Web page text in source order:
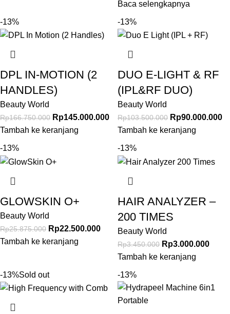
Baca selengkapnya
-13%
DPL IN-MOTION (2
HANDLES)
Beauty World
Rp166.750.000 Rp145.000.000
Tambah ke keranjang
-13%
DUO E-LIGHT & RF
(IPL&RF DUO)
Beauty World
Rp103.500.000 Rp90.000.000
Tambah ke keranjang
-13%
GLOWSKIN O+
Beauty World
Rp25.875.000 Rp22.500.000
Tambah ke keranjang
-13%
HAIR ANALYZER –
200 TIMES
Beauty World
Rp3.450.000 Rp3.000.000
Tambah ke keranjang
-13%Sold out -13%